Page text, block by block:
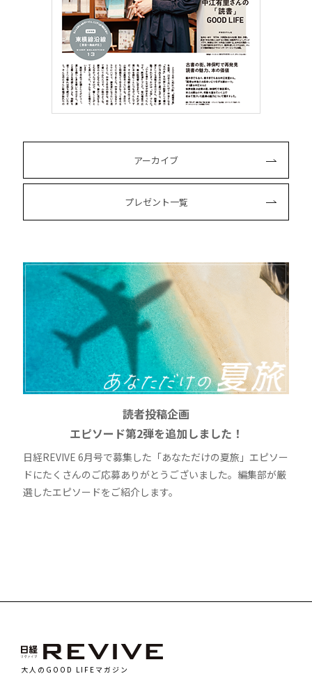
アーカイブ
プレゼント一覧
読者投稿企画
エピソード第2弾を追加しました！
日経REVIVE 6月号で募集した「あなただけの夏旅」エピソー
ドにたくさんのご応募ありがとうございました。編集部が厳
選したエピソードをご紹介します。
大人のGOOD LIFEマガジン